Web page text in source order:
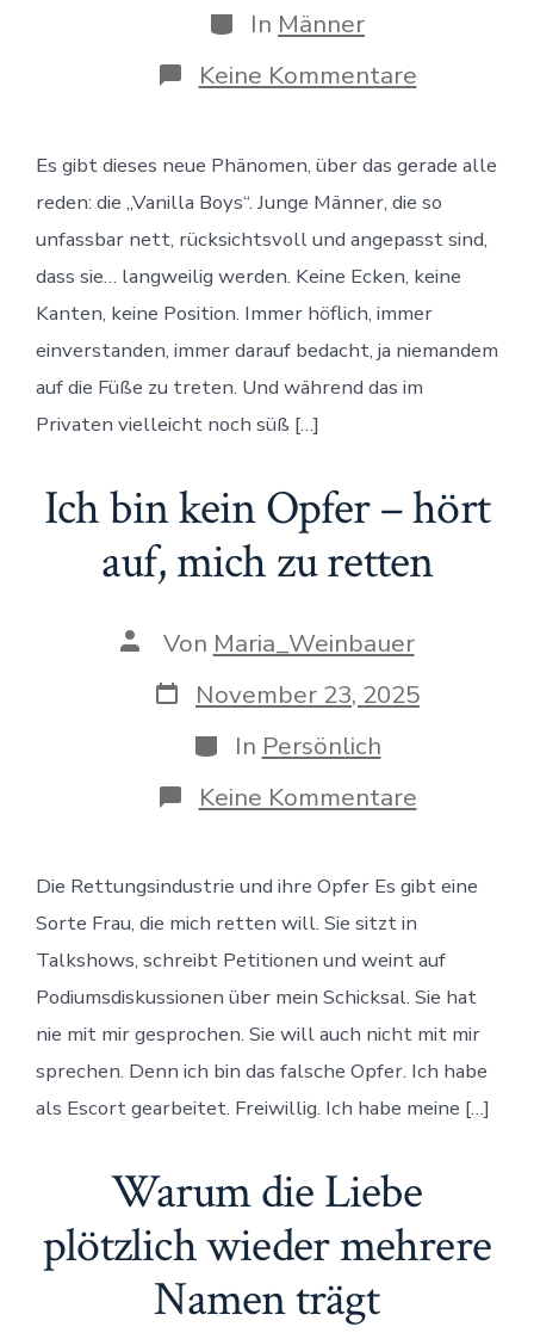
Kategorien
In Männer
Keine Kommentarezu
Vanilla
Business:
Warum
wir
uns
mehr
im
wünschen
dürfen
Es gibt dieses neue Phänomen, über das gerade alle
reden: die „Vanilla Boys“. Junge Männer, die so
unfassbar nett, rücksichtsvoll und angepasst sind,
dass sie… langweilig werden. Keine Ecken, keine
Kanten, keine Position. Immer höflich, immer
einverstanden, immer darauf bedacht, ja niemandem
auf die Füße zu treten. Und während das im
Privaten vielleicht noch süß […]
Ich bin kein Opfer – hört
auf, mich zu retten
Beitragsautor
Von Maria_Weinbauer
Veröffentlichungsdatum
November 23, 2025
Kategorien
In Persönlich
Keine Kommentarezu
Ich
Opfer
–
hört
auf,
mich
zu
retten
Die Rettungsindustrie und ihre Opfer Es gibt eine
Sorte Frau, die mich retten will. Sie sitzt in
Talkshows, schreibt Petitionen und weint auf
Podiumsdiskussionen über mein Schicksal. Sie hat
nie mit mir gesprochen. Sie will auch nicht mit mir
sprechen. Denn ich bin das falsche Opfer. Ich habe
als Escort gearbeitet. Freiwillig. Ich habe meine […]
Warum die Liebe
plötzlich wieder mehrere
Namen trägt